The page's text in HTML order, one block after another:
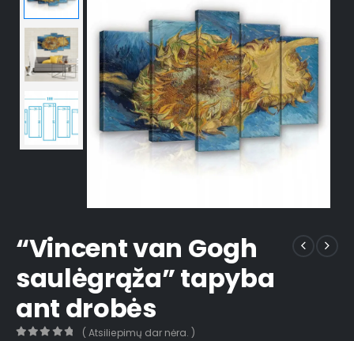
“Vincent van Gogh
saulėgrąža” tapyba
ant drobės
( Atsiliepimų dar nėra. )